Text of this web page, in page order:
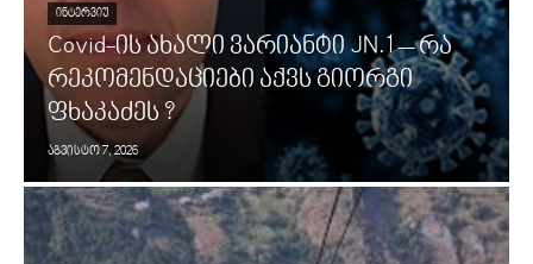
ᲘᲜᲢᲔᲠᲕᲘᲣ
Covid-ის ახალი ვარიანტი JN.1 – რა
რეკომენდაციები აქვს გიორგი
ფხაკაძეს ?
აგვისტო 7, 2026